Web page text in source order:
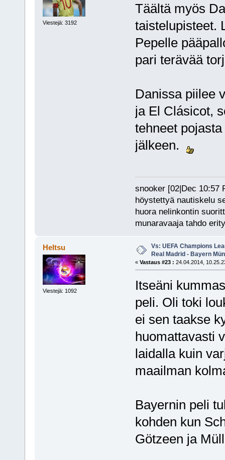
Viestejä: 3192
Täältä myös
taistelupisteet.
Pepelle
pari terävää
Danissa piilee
ja El Clásicot,
tehneet
jälkeen.
snooker [02|Dec 10:57
höystettyä nautiskelu
huora nelinkontin
munaravaaja tahdo
Heltsu
Viestejä: 1092
Vs: UEFA Champions
Real Madrid - Bayern
« Vastaus #23 : 24.04.2014,
Itseäni
peli. Oli toki
ei sen taakse
huomattavasti
laidalla kuin
maailman
Bayernin peli
kohden kun
Götzeen ja